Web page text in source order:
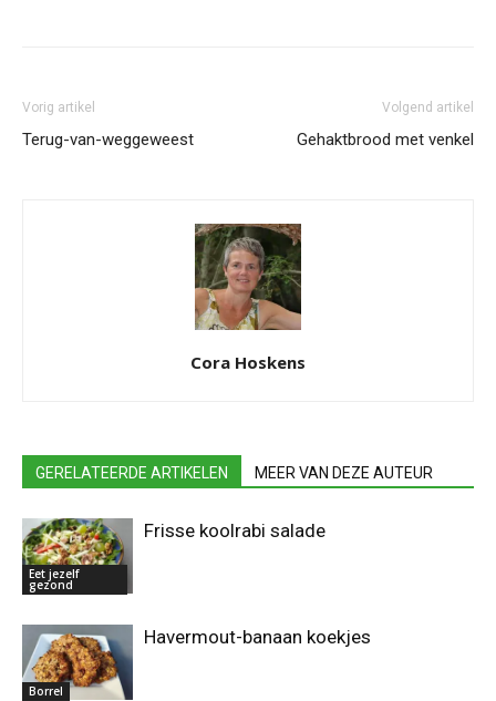
Vorig artikel
Terug-van-weggeweest
Volgend artikel
Gehaktbrood met venkel
Cora Hoskens
GERELATEERDE ARTIKELEN MEER VAN DEZE AUTEUR
Eet jezelf
gezond
Frisse koolrabi salade
Borrel
Havermout-banaan koekjes